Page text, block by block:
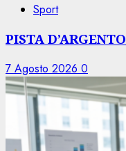
Sport
PISTA D’ARGENTO
7 Agosto 2026 0